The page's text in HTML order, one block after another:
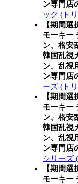
ン専門店
ック (ト
【期間
モーキー
ン、格安
韓国乱視
ン、乱視
ン専門店
ーズ (ト
【期間
モーキー
ン、格安
韓国乱視
ン、乱視
ン専門店
シリーズ
【期間
モーキー